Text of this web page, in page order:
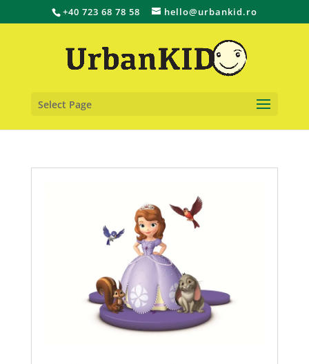
+40 723 68 78 58 hello@urbankid.ro
Select Page